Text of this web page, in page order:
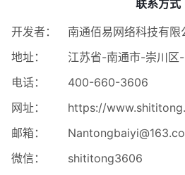
联系方式
开发者：
南通佰易网络科技有限
地址：
江苏省-南通市-崇川区
电话：
400-660-3606
网址：
https://
邮箱：
微信：
shititong3606